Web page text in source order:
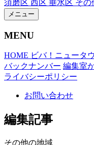
須磨区 西区 垂水区 その
メニュー
MENU
HOME ビバ！ニュータ
バックナンバー 編集室
ライバシーポリシー
お問い合わせ
編集記事
その他の地域